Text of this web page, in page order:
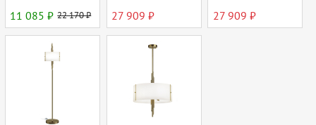
11 085 ₽ 22 170 ₽ 27 909 ₽ 27 909 ₽